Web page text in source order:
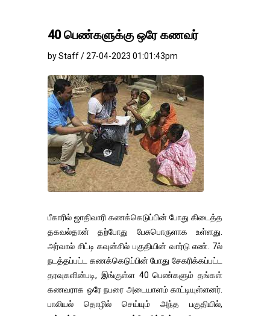
40 பெண்களுக்கு ஒரே கணவர்
by Staff / 27-04-2023 01:01:43pm
பீகாரில் ஜாதிவாரி கணக்கெடுப்பின் போது கிடைத்த
தகவல்தான் தற்போது பேசுபொருளாக உள்ளது.
அர்வால் சிட்டி கவுன்சில் பகுதியின் வார்டு எண். 7ல்
நடத்தப்பட்ட கணக்கெடுப்பின் போது சேகரிக்கப்பட்ட
தரவுகளின்படி, இங்குள்ள 40 பெண்களும் தங்கள்
கணவராக ஒரே நபரை அடையாளம் காட்டியுள்ளனர்.
பாலியல் தொழில் செய்யும் அந்த பகுதியில்,